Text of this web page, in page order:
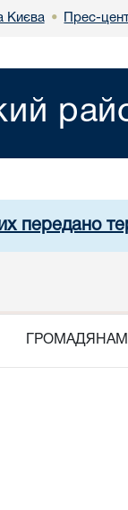
Києва • Прес-
передано
ГРОМАДЯНАМ